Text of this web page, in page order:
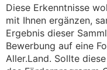
Diese Erkenntnisse
mit Ihnen ergänzen,
Ergebnis dieser
Bewerbung auf eine
Aller.Land. Sollte